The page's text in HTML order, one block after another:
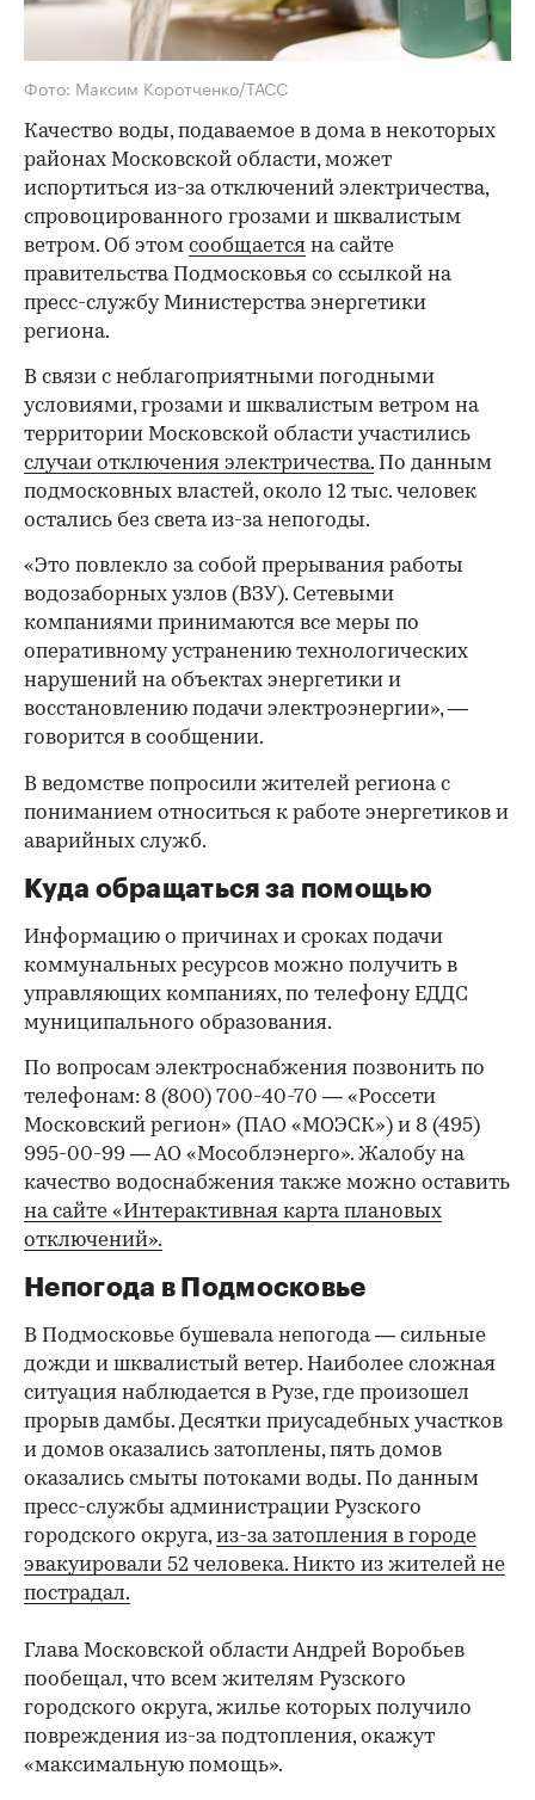
Фото: Максим Коротченко/ТАСС
Качество воды, подаваемое в дома в некоторых
районах Московской области, может
испортиться из-за отключений электричества,
спровоцированного грозами и шквалистым
ветром. Об этом сообщается на сайте
правительства Подмосковья со ссылкой на
пресс-службу Министерства энергетики
региона.
В связи с неблагоприятными погодными
условиями, грозами и шквалистым ветром на
территории Московской области участились
случаи отключения электричества. По данным
подмосковных властей, около 12 тыс. человек
остались без света из-за непогоды.
«Это повлекло за собой прерывания работы
водозаборных узлов (ВЗУ). Сетевыми
компаниями принимаются все меры по
оперативному устранению технологических
нарушений на объектах энергетики и
восстановлению подачи электроэнергии», —
говорится в сообщении.
В ведомстве попросили жителей региона с
пониманием относиться к работе энергетиков и
аварийных служб.
Куда обращаться за помощью
Информацию о причинах и сроках подачи
коммунальных ресурсов можно получить в
управляющих компаниях, по телефону ЕДДС
муниципального образования.
По вопросам электроснабжения позвонить по
телефонам: 8 (800) 700-40-70 — «Россети
Московский регион» (ПАО «МОЭСК») и 8 (495)
995-00-99 — АО «Мособлэнерго». Жалобу на
качество водоснабжения также можно оставить
на сайте «Интерактивная карта плановых
отключений».
Непогода в Подмосковье
В Подмосковье бушевала непогода — сильные
дожди и шквалистый ветер. Наиболее сложная
ситуация наблюдается в Рузе, где произошел
прорыв дамбы. Десятки приусадебных участков
и домов оказались затоплены, пять домов
оказались смыты потоками воды. По данным
пресс-службы администрации Рузского
городского округа,из-за затопления в городе
эвакуировали 52 человека. Никто из жителей не
пострадал.
Глава Московской области Андрей Воробьев
пообещал, что всем жителям Рузского
городского округа, жилье которых получило
повреждения из-за подтопления, окажут
«максимальную помощь».